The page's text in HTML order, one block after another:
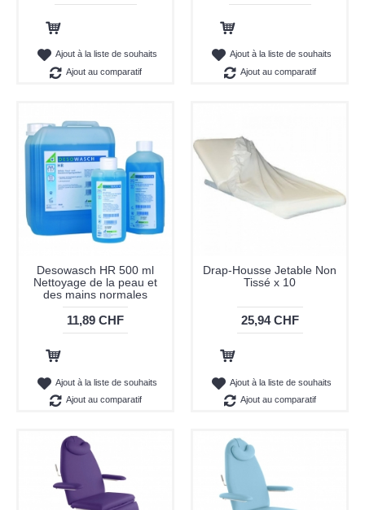
Ajout à la liste de souhaits
Ajout au comparatif
Ajout à la liste de souhaits
Ajout au comparatif
Desowasch HR 500 ml
Nettoyage de la peau et
des mains normales
11,89 CHF
Ajout à la liste de souhaits
Ajout au comparatif
Drap-Housse Jetable Non
Tissé x 10
25,94 CHF
Ajout à la liste de souhaits
Ajout au comparatif